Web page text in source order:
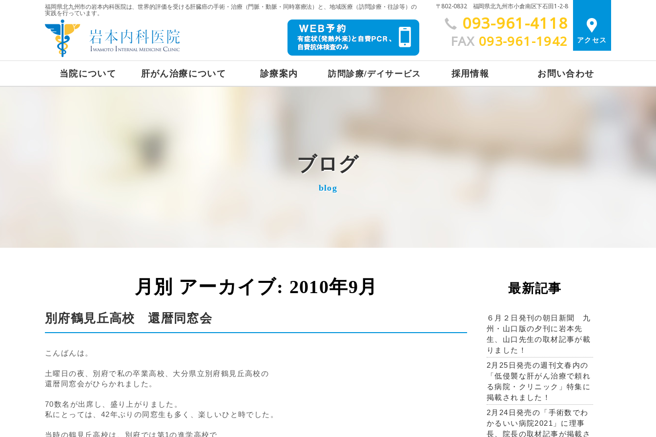
福岡県北九州市の岩本内科医院は、世界的評価を受ける肝臓癌の手術・治療（門脈・動脈・同時塞療法）と、地域医療（訪問診療・往診等）の
実践を行っています。
〒802-0832 福岡県北九州市小倉南区下石田1-2-8
093-961-4118
FAX 093-961-1942 アクセス
当院について 肝がん治療について 診療案内 訪問診療/デイサービス 採用情報 お問い合わせ
ブログ
blog
月別 アーカイブ: 2010年9月
別府鶴見丘高校 還暦同窓会
こんばんは。
土曜日の夜、別府で私の卒業高校、大分県立別府鶴見丘高校の
還暦同窓会がひらかれました。
70数名が出席し、盛り上がりました。
私にとっては、42年ぶりの同窓生も多く、楽しいひと時でした。
当時の鶴見丘高校は、別府では第1の進学高校で
最新記事
６月２日発刊の朝日新聞 九
州・山口版の夕刊に岩本先
生、山口先生の取材記事が載
りました！
2月25日発売の週刊文春内の
「低侵襲な肝がん治療で頼れ
る病院・クリニック」特集に
掲載されました！
2月24日発売の「手術数でわ
かるいい病院2021」に理事
長、院長の取材記事が掲載さ